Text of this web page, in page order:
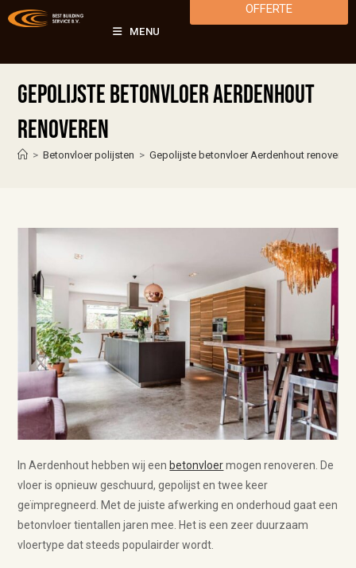
MENU
OFFERTE
Gepolijste betonvloer Aerdenhout
renoveren
> Betonvloer polijsten > Gepolijste betonvloer Aerdenhout renoveren
In Aerdenhout hebben wij een betonvloermogen renoveren. De
vloer is opnieuw geschuurd, gepolijst en twee keer
geïmpregneerd. Met de juiste afwerking en onderhoud gaat een
betonvloer tientallen jaren mee. Het is een zeer duurzaam
vloertype dat steeds populairder wordt.